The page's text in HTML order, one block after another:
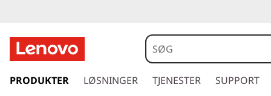
p
PRODUKTER LØSNINGER TJENESTER SUPPORT